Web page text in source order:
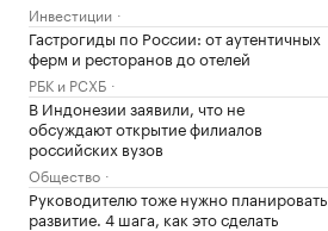
Инвестиции
Гастрогиды по России: от аутентичных
ферм и ресторанов до отелей
РБК и РСХБ
В Индонезии заявили, что не
обсуждают открытие филиалов
российских вузов
Общество
Руководителю тоже нужно планировать
развитие. 4 шага, как это сделать